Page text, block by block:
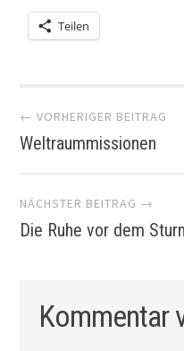
Teilen
Artikel-
Navigation
← VORHERIGER BEITRAG
Weltraummissionen
NÄCHSTER BEITRAG →
Die Ruhe vor dem
Kommentar